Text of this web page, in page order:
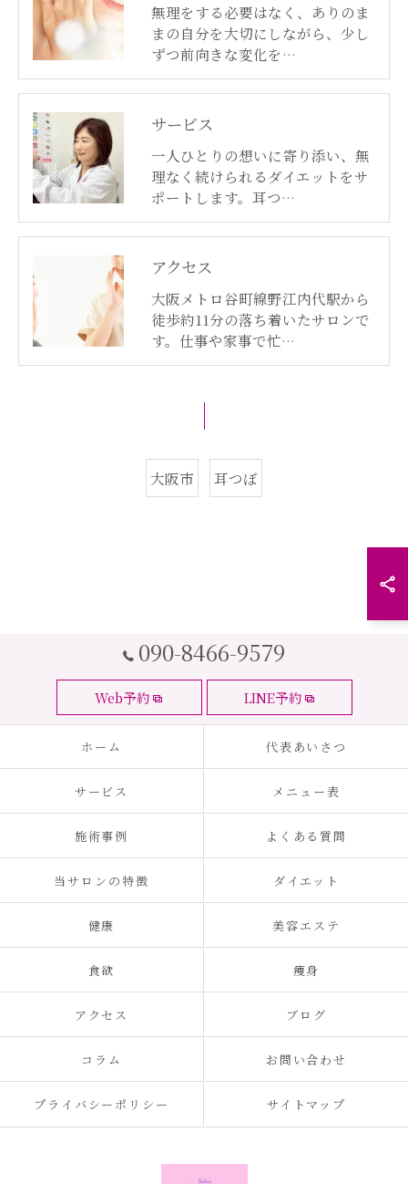
無理をする必要はなく、ありのま
まの自分を大切にしながら、少し
ずつ前向きな変化を…
サービス
一人ひとりの想いに寄り添い、無
理なく続けられるダイエットをサ
ポートします。耳つ…
アクセス
大阪メトロ谷町線野江内代駅から
徒歩約11分の落ち着いたサロンで
す。仕事や家事で忙…
大阪市 耳つぼ
090-8466-9579
Web予約 LINE予約
ホーム 代表あいさつ
サービス メニュー表
施術事例 よくある質問
当サロンの特徴 ダイエット
健康 美容エステ
食欲 痩身
アクセス ブログ
コラム お問い合わせ
プライバシーポリシー サイトマップ